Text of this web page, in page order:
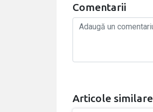
Comentarii
Articole similare